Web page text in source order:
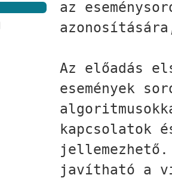
az
Az előadás
események
kapcsolatok
jellemezhető.
javítható a